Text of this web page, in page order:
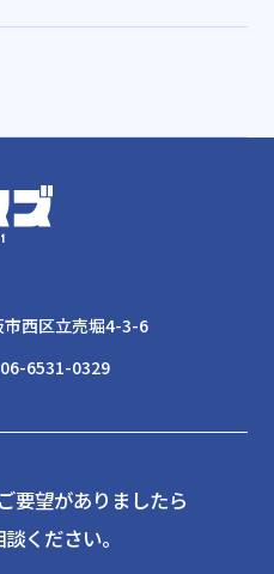
市西区立売堀4-3-6
06-6531-0329
要望がありましたら
ください。